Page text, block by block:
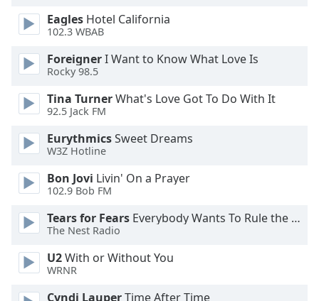
Background
Color
Opacity
Caption
Area
Background
Font
Eagles Hotel California
102.3 WBAB
ForeignerI Want to Know What Love Is
Rocky 98.5
Tina TurnerWhat's Love Got To Do With It
92.5 Jack FM
EurythmicsSweet Dreams
W3Z Hotline
Bon Jovi Livin' On a Prayer
102.9 Bob FM
Tears for Fears Everybody Wants To Rule the World
The Nest Radio
U2With or Without You
WRNR
Cyndi LauperTime After Time